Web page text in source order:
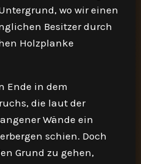
wo wir einen
Besitzer durch
Holzplanke
Ende in dem
die laut der
Wände ein
schien. Doch
Grund zu gehen,